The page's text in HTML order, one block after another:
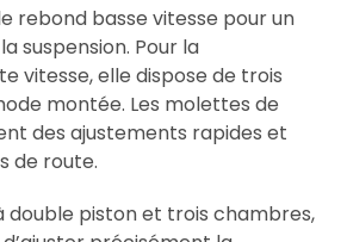
rebond basse vitesse pour un
suspension. Pour la
vitesse, elle dispose de trois
montée. Les molettes de
des ajustements rapides et
de route.
double piston et trois chambres,